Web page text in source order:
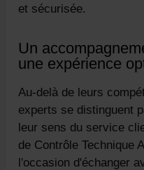
et sécurisée.
Un
une expérience
Au-delà de leurs
experts se distinguent
leur sens du service
de Contrôle Technique
l'occasion d'échanger